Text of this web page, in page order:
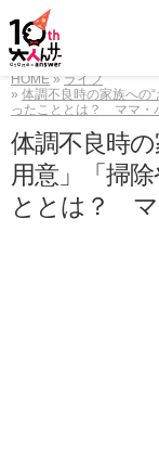
HOME
ライフ
体調不良時の家族への
ったこととは？ ママ・
体調不良時
用意」「掃
ととは？ マ